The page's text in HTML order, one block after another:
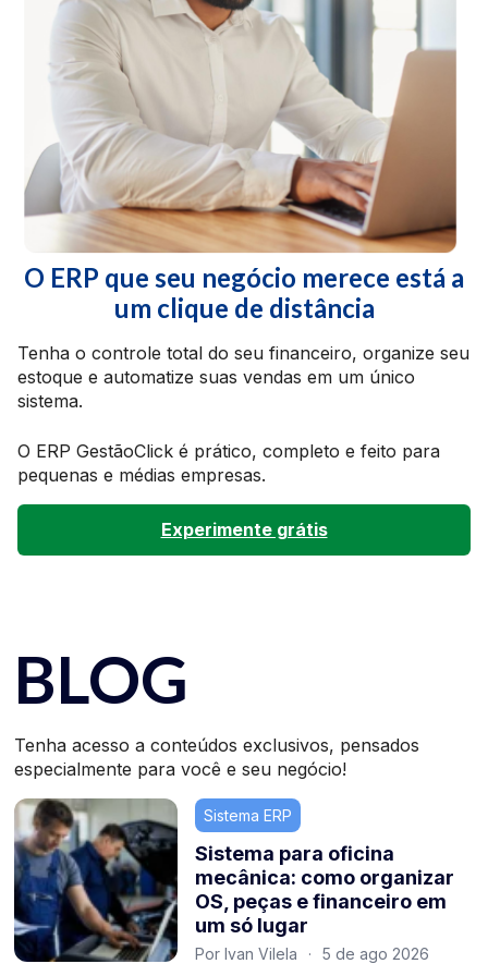
O ERP que seu negócio merece está a
um clique de distância
Tenha o controle total do seu financeiro, organize seu
estoque e automatize suas vendas em um único
sistema.
O ERP GestãoClick é prático, completo e feito para
pequenas e médias empresas.
Experimente grátis
BLOG
Tenha acesso a conteúdos exclusivos, pensados
especialmente para você e seu negócio!
Sistema ERP
Sistema para oficina
mecânica: como organizar
OS, peças e financeiro em
um só lugar
Por Ivan Vilela · 5 de ago 2026